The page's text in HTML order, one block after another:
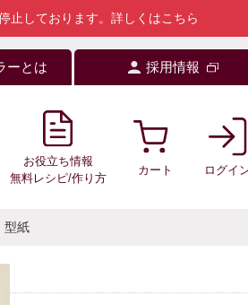
止しております。 詳しくはこちら
ーとは 採用情報
お役立ち情報
無料レシピ/作り方
カート ログイ
型紙